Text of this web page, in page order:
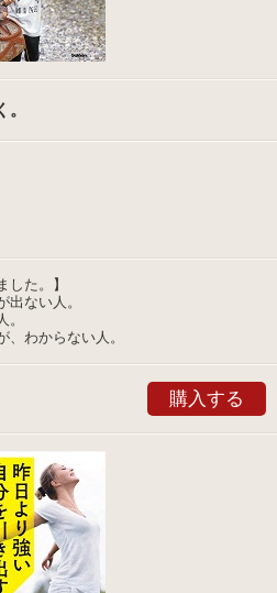
した。】
出ない人。
。
、わからない人。
購入する